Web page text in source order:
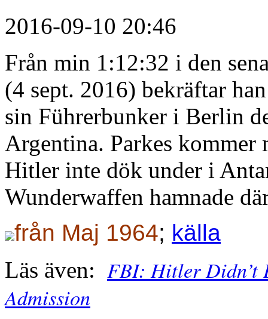
2016-09-10 20:46
Från min 1:12:32 i den
(4 sept. 2016) bekräftar
sin Führerbunker i Berlin
Argentina. Parkes kommer
Hitler inte dök under i
Wunderwaffen hamnade
från Maj 1964; källa
Läs även: FBI: Hitler Didn’t
Admission